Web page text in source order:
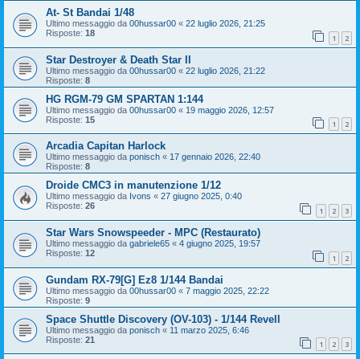
At- St Bandai 1/48
Ultimo messaggio da 00hussar00 « 22 luglio 2026, 21:25
Risposte: 18 1 2
Star Destroyer & Death Star II
Ultimo messaggio da 00hussar00 « 22 luglio 2026, 21:22
Risposte: 8
HG RGM-79 GM SPARTAN 1:144
Ultimo messaggio da 00hussar00 « 19 maggio 2026, 12:57
Risposte: 15 1 2
Arcadia Capitan Harlock
Ultimo messaggio da ponisch « 17 gennaio 2026, 22:40
Risposte: 8
Droide CMC3 in manutenzione 1/12
Ultimo messaggio da Ivons « 27 giugno 2025, 0:40
Risposte: 26 1 2 3
Star Wars Snowspeeder - MPC (Restaurato)
Ultimo messaggio da gabriele65 « 4 giugno 2025, 19:57
Risposte: 12 1 2
Gundam RX-79[G] Ez8 1/144 Bandai
Ultimo messaggio da 00hussar00 « 7 maggio 2025, 22:22
Risposte: 9
Space Shuttle Discovery (OV-103) - 1/144 Revell
Ultimo messaggio da ponisch « 11 marzo 2025, 6:46
Risposte: 21 1 2 3